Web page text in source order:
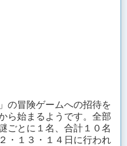
の冒険ゲームへの招待を
ら始まるようです。全部
ごとに１名、合計１０名
・１３・１４日に行われ